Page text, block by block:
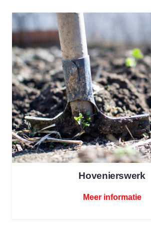
Hovenierswerk
Meer informatie